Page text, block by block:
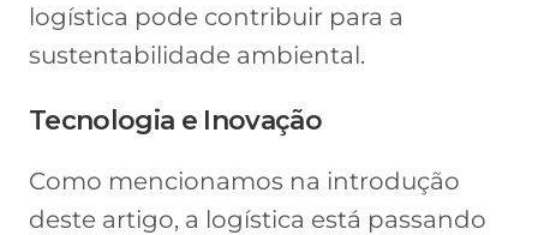
logística pode contribuir para a
sustentabilidade ambiental.
Tecnologia e Inovação
Como mencionamos na introdução
deste artigo, a logística está passando